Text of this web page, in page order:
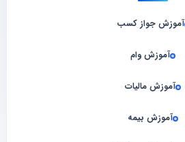
آموزش جواز کسب
آموزش وام
آموزش مالیات
آموزش بیمه